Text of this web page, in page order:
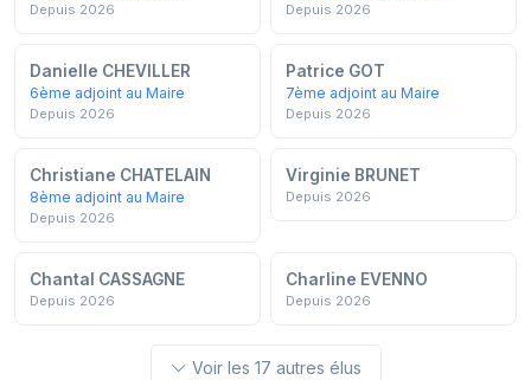
Depuis 2026 Depuis 2026
Danielle CHEVILLER
6ème adjoint au Maire
Depuis 2026
Patrice GOT
7ème adjoint au Maire
Depuis 2026
Christiane CHATELAIN
8ème adjoint au Maire
Depuis 2026
Virginie BRUNET
Depuis 2026
Chantal CASSAGNE
Depuis 2026
Charline EVENNO
Depuis 2026
Voir les 17 autres élus